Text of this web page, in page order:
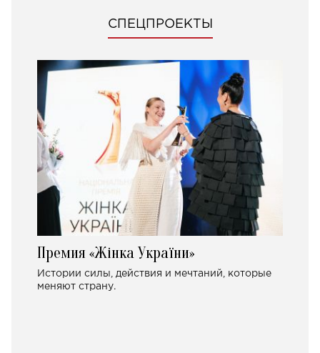
СПЕЦПРОЕКТЫ
Премия «Жінка України»
Истории силы, действия и мечтаний, которые
меняют страну.